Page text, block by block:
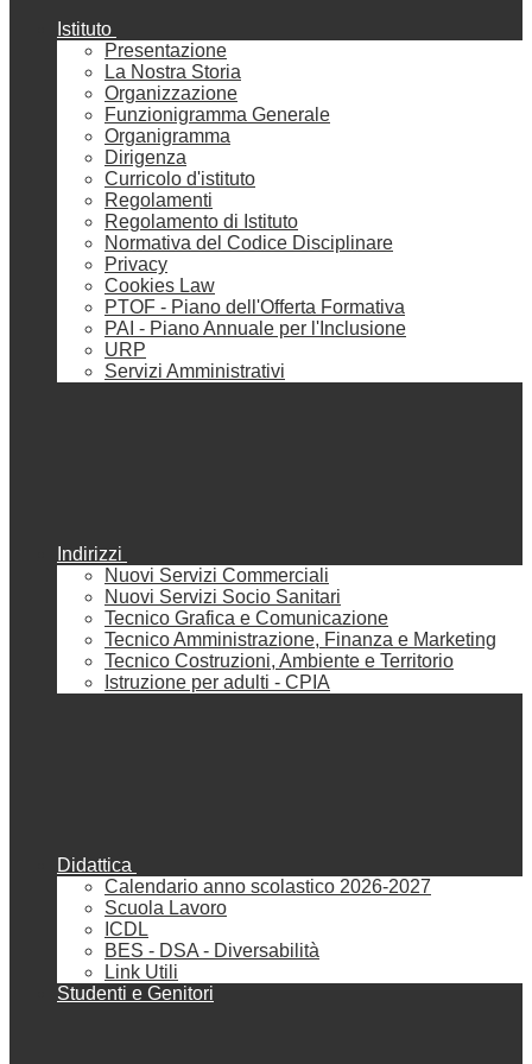
Istituto
Presentazione
La Nostra Storia
Organizzazione
Funzionigramma Generale
Organigramma
Dirigenza
Curricolo d'istituto
Regolamenti
Regolamento di Istituto
Normativa del Codice Disciplinare
Privacy
Cookies Law
PTOF - Piano dell'Offerta Formativa
PAI - Piano Annuale per l'Inclusione
URP
Servizi Amministrativi
Indirizzi
Nuovi Servizi Commerciali
Nuovi Servizi Socio Sanitari
Tecnico Grafica e Comunicazione
Tecnico Amministrazione, Finanza e Marketing
Tecnico Costruzioni, Ambiente e Territorio
Istruzione per adulti - CPIA
Didattica
Calendario anno scolastico 2026-2027
Scuola Lavoro
ICDL
BES - DSA - Diversabilità
Link Utili
Studenti e Genitori